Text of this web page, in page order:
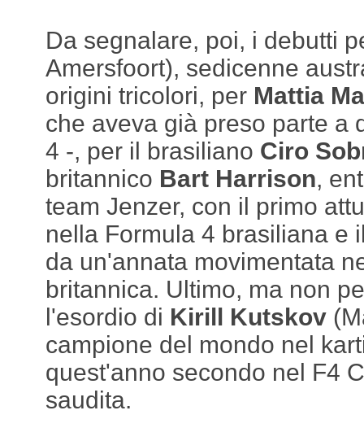
Da segnalare, poi, i debutti
Amersfoort), sedicenne
origini tricolori, per Mattia
che aveva già preso parte a
4 -, per il brasiliano Ciro
britannico Bart Harrison,
team Jenzer, con il primo
nella Formula 4 brasiliana e
da un'annata movimentata
britannica. Ultimo, ma non
l'esordio di Kirill Kutskov
campione del mondo nel
quest'anno secondo nel F4
saudita.